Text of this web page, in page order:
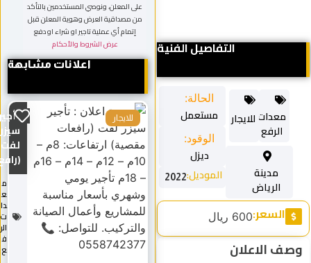
التفاصيل الفنية
الحالة:
مستعمل
الوقود:
ديزل
الموديل:2022
مدينة
الرياض
معدات
الرفع
للايجار
السعر:600 ريال
الاعلان
على المعلن، ونوصي المستخدمين بالتأكد
من مصداقية العرض وهوية المعلن قبل
إتمام أي عملية تاجير او شراء او دفع
عرض الشروط والأحكام
اعلانات مشابهة
تأجير
سيزر
لفت
(رافع...
ت
للايجار